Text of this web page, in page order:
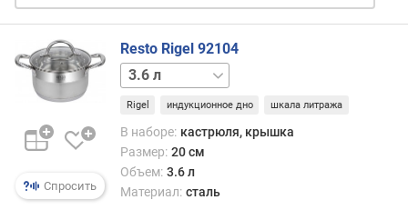
т
з
ы
в
а
м
п
д
а
Спросить
Resto Rigel 92104
1.9 л 2.7 л
Rigel индукционное дно шкала литража
В наборе: кастрюля, крышка
Размер: 20 см
Объем: 3.6 л
Материал: сталь